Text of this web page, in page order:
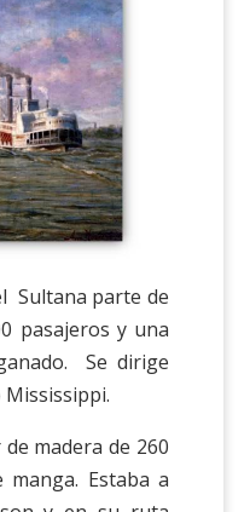
Sultana parte de
pasajeros y una
Se dirige
madera de 260
Estaba a